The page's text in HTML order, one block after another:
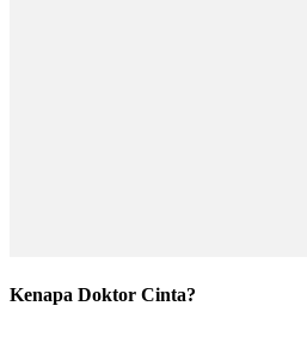
Kenapa Doktor Cinta?